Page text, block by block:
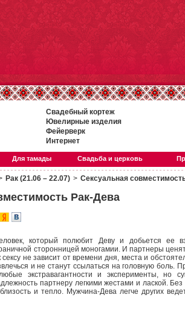
Свадебный кортеж
Ювелирные изделия
Фейерверк
Интернет
Для тамады Свадьба и церковь
Рак (21.06 – 22.07) > Сексуальная
Рак-Дева
который полюбит Деву и добьется ее
сторонницей моногамии. И партнеры
сексу не зависит от времени дня, места и
и не станут ссылаться на головную боль.
экстравагантности и эксперименты, но
партнеру легкими жестами и лаской.
и тепло. Мужчина-Дева легче других